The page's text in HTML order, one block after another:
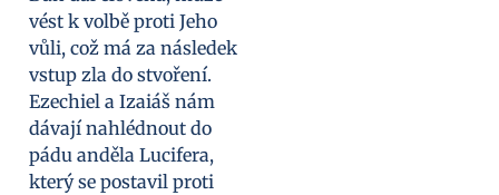
vést k volbě proti Jeho
vůli, což má za následek
vstup zla do stvoření.
Ezechiel a Izaiáš nám
dávají nahlédnout do
pádu anděla Lucifera,
který se postavil proti